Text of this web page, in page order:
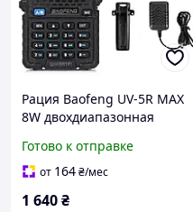
Рация Baofeng UV-5R MAX
8W двохдиапазонная
радиостанция Баофенг
Готово к отправке
от 164₴/мес
1 640₴